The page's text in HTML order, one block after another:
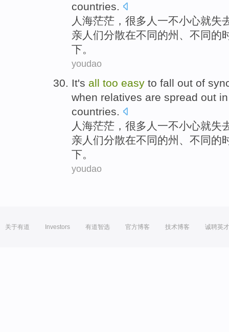
countries.
人海茫茫， 很多 人一不小心就失
亲人 们分散在不同的州 、不同的
下。
youdao
It's all too easy to fall out of
when relatives are spread out in
countries.
人海茫茫， 很多 人一不小心就失
亲人 们分散在不同的州 、不同的
下。
youdao
关于有道 Investors 有道智选 官方博客 技术博客 诚聘英才